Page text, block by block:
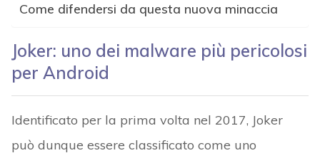
Come difendersi da questa nuova minaccia
Joker: uno dei malware più pericolosi
per Android
Identificato per la prima volta nel 2017, Joker
può dunque essere classificato come uno